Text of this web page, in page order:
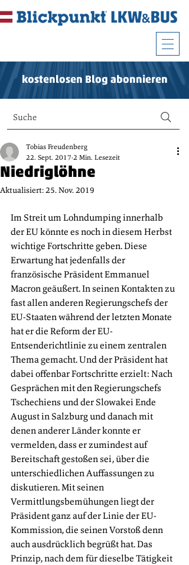
kostenlosen Blog abonnieren
Suche
Niedriglöhne
Tobias Freudenberg
22. Sept. 2017 2 Min. Lesezeit
Aktualisiert:25. Nov. 2019
Im Streit um Lohndumping innerhalb
der EU könnte es noch in diesem Herbst
wichtige Fortschritte geben. Diese
Erwartung hat jedenfalls der
französische Präsident Emmanuel
Macron geäußert. In seinen Kontakten zu
fast allen anderen Regierungschefs der
EU-Staaten während der letzten Monate
hat er die Reform der EU-
Entsenderichtlinie zu einem zentralen
Thema gemacht. Und der Präsident hat
dabei offenbar Fortschritte erzielt: Nach
Gesprächen mit den Regierungschefs
Tschechiens und der Slowakei Ende
August in Salzburg und danach mit
denen anderer Länder konnte er
vermelden, dass er zumindest auf
Bereitschaft gestoßen sei, über die
unterschiedlichen Auffassungen zu
diskutieren. Mit seinen
Vermittlungsbemühungen liegt der
Präsident ganz auf der Linie der EU-
Kommission, die seinen Vorstoß denn
auch ausdrücklich begrüßt hat. Das
Prinzip, nach dem für dieselbe Tätigkeit